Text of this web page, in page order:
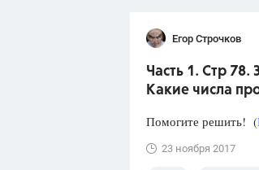
Егор Строчков
Часть 1. Стр
Какие числа
Помогите решить! (
23 ноября 2017